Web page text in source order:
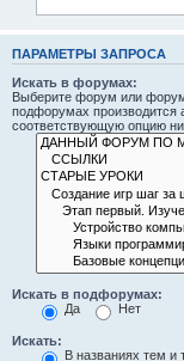
ПАРАМЕТРЫ ЗАПРОСА
Искать в форумах:
Выберите форум или
подфорумах производится
соответствующую опцию
Искать в подфорумах:
Да
Нет
Искать:
В названиях тем и